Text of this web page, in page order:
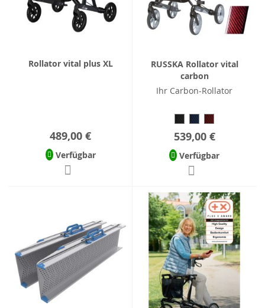
Rollator vital plus XL
489,00 €
Verfügbar
RUSSKA Rollator vital
carbon
Ihr Carbon-Rollator
539,00 €
Verfügbar